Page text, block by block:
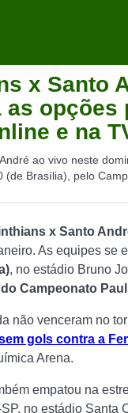
x Santo
opções
e na
ao vivo neste
(de Brasília), pelo
x Santo
As equipes se
, no estádio Bruno
Campeonato
não venceram no
gols contra a
Arena.
empatou na
no estádio Santa